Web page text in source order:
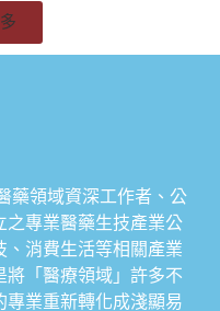
藥領域資深工作者、公
之專業醫藥生技產業公
、消費生活等相關產業
「醫療領域」許多不
專業重新轉化成淺顯易